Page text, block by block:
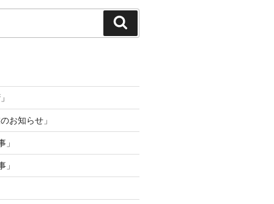
索
お知らせ」
」
」